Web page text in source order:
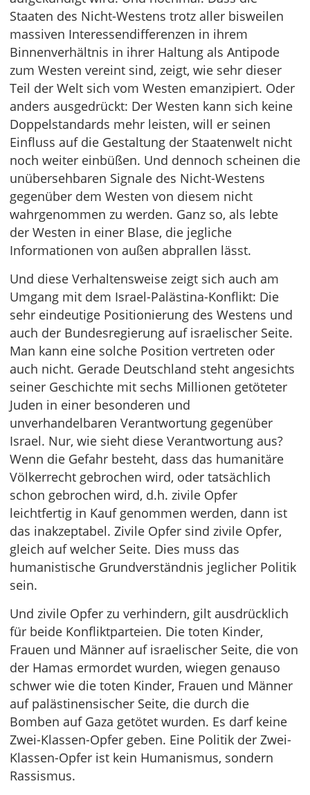
Staaten des Nicht-Westens trotz aller bisweilen
massiven Interessendifferenzen in ihrem
Binnenverhältnis in ihrer Haltung als Antipode
zum Westen vereint sind, zeigt, wie sehr dieser
Teil der Welt sich vom Westen emanzipiert. Oder
anders ausgedrückt: Der Westen kann sich keine
Doppelstandards mehr leisten, will er seinen
Einfluss auf die Gestaltung der Staatenwelt nicht
noch weiter einbüßen. Und dennoch scheinen die
unübersehbaren Signale des Nicht-Westens
gegenüber dem Westen von diesem nicht
wahrgenommen zu werden. Ganz so, als lebte
der Westen in einer Blase, die jegliche
Informationen von außen abprallen lässt.
Und diese Verhaltensweise zeigt sich auch am
Umgang mit dem Israel-Palästina-Konflikt: Die
sehr eindeutige Positionierung des Westens und
auch der Bundesregierung auf israelischer Seite.
Man kann eine solche Position vertreten oder
auch nicht. Gerade Deutschland steht angesichts
seiner Geschichte mit sechs Millionen getöteter
Juden in einer besonderen und
unverhandelbaren Verantwortung gegenüber
Israel. Nur, wie sieht diese Verantwortung aus?
Wenn die Gefahr besteht, dass das humanitäre
Völkerrecht gebrochen wird, oder tatsächlich
schon gebrochen wird, d.h. zivile Opfer
leichtfertig in Kauf genommen werden, dann ist
das inakzeptabel. Zivile Opfer sind zivile Opfer,
gleich auf welcher Seite. Dies muss das
humanistische Grundverständnis jeglicher Politik
sein.
Und zivile Opfer zu verhindern, gilt ausdrücklich
für beide Konfliktparteien. Die toten Kinder,
Frauen und Männer auf israelischer Seite, die von
der Hamas ermordet wurden, wiegen genauso
schwer wie die toten Kinder, Frauen und Männer
auf palästinensischer Seite, die durch die
Bomben auf Gaza getötet wurden. Es darf keine
Zwei-Klassen-Opfer geben. Eine Politik der Zwei-
Klassen-Opfer ist kein Humanismus, sondern
Rassismus.